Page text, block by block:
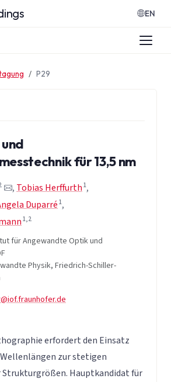
EN
P29
für 13,5 nm
, Tobias Herffurth 1,
Duparré1,
1,2
für Angewandte Optik und
Physik, Friedrich-Schiller-
erfordert den Einsatz
zur stetigen
Strukturgrößen. Hauptkandidat für